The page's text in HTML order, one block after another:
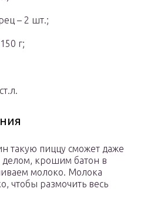
– 2 шт.;
г;
такую пиццу сможет даже
крошим батон в
молоко. Молока
чтобы размочить весь